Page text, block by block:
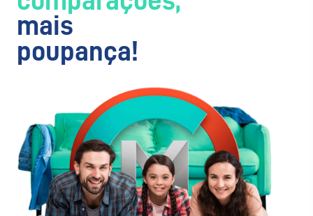
mais
poupança!